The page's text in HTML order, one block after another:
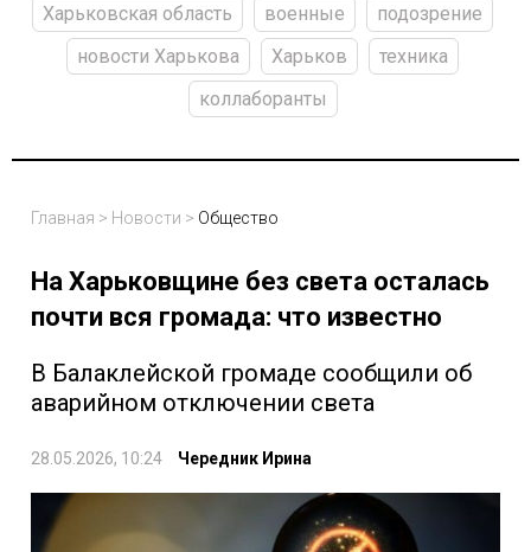
Харьковская область
военные
подозрение
новости Харькова
Харьков
техника
коллаборанты
Главная > Новости > Общество
На Харьковщине без света осталась
почти вся громада: что известно
В Балаклейской громаде сообщили об
аварийном отключении света
28.05.2026, 10:24 Чередник Ирина